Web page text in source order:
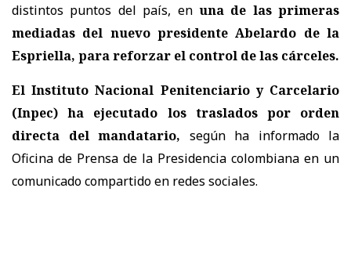
distintos puntos del país, en una de las primeras
mediadas del nuevo presidente Abelardo de la
Espriella, para reforzar el control de las cárceles.
El Instituto Nacional Penitenciario y Carcelario
(Inpec) ha ejecutado los traslados por orden
directa del mandatario, según ha informado la
Oficina de Prensa de la Presidencia colombiana en un
comunicado compartido en redes sociales.